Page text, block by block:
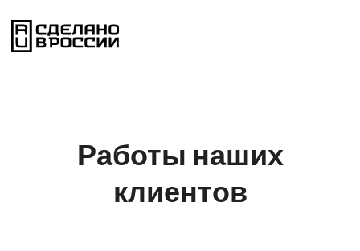
Работы наших
клиентов